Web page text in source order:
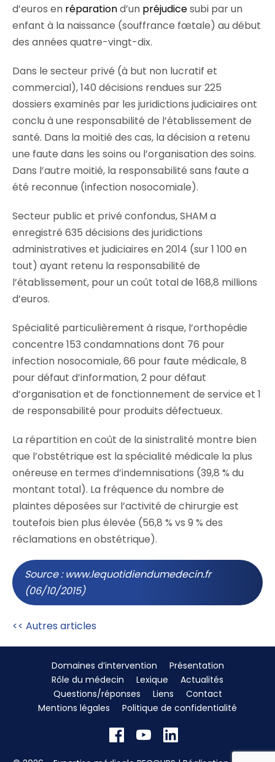
d’euros en réparationd’un préjudicesubi par un
enfant à la naissance (souffrance fœtale) au début
des années quatre-vingt-dix.
Dans le secteur privé (à but non lucratif et
commercial), 140 décisions rendues sur 225
dossiers examinés par les juridictions judiciaires ont
conclu à une responsabilité de l’établissement de
santé. Dans la moitié des cas, la décision a retenu
une faute dans les soins ou l’organisation des soins.
Dans l’autre moitié, la responsabilité sans faute a
été reconnue (infection nosocomiale).
Secteur public et privé confondus, SHAM a
enregistré 635 décisions des juridictions
administratives et judiciaires en 2014 (sur 1 100 en
tout) ayant retenu la responsabilité de
l’établissement, pour un coût total de 168,8 millions
d’euros.
Spécialité particulièrement à risque, l’orthopédie
concentre 153 condamnations dont 76 pour
infection nosocomiale, 66 pour faute médicale, 8
pour défaut d’information, 2 pour défaut
d’organisation et de fonctionnement de service et 1
de responsabilité pour produits défectueux.
La répartition en coût de la sinistralité montre bien
que l’obstétrique est la spécialité médicale la plus
onéreuse en termes d’indemnisations (39,8 % du
montant total). La fréquence du nombre de
plaintes déposées sur l’activité de chirurgie est
toutefois bien plus élevée (56,8 % vs 9 % des
réclamations en obstétrique).
Source : www.lequotidiendumedecin.fr
(06/10/2015)
<< Autres articles
Domaines d’intervention
Présentation
Rôle du médecin
Lexique
Actualités
Questions/réponses
Liens
Contact
Mentions légales
Politique de confidentialité